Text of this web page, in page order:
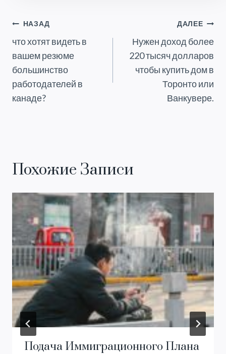
Навигация
По
Записям
НАЗАД
что хотят видеть в
вашем резюме
большинство
работодателей в
канаде?
ДАЛЕЕ
Нужен доход более
220 тысяч долларов
чтобы купить дом в
Торонто или
Ванкувере.
Похожие Записи
Подача Иммиграционного Плана